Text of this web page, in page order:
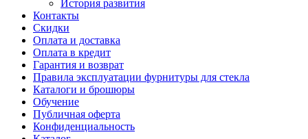
История развития
Контакты
Скидки
Оплата и доставка
Оплата в кредит
Гарантия и возврат
Правила эксплуатации фурнитуры для стекла
Каталоги и брошюры
Обучение
Публичная оферта
Конфиденциальность